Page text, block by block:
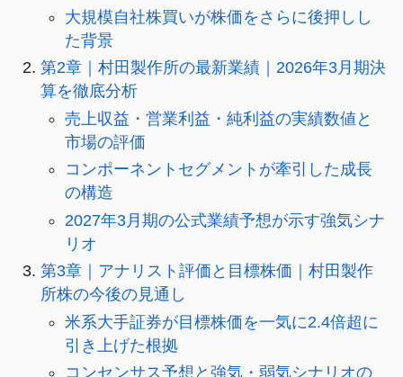
大規模自社株買いが株価をさらに後押しし
た背景
第2章｜村田製作所の最新業績｜2026年3月期決
算を徹底分析
売上収益・営業利益・純利益の実績数値と
市場の評価
コンポーネントセグメントが牽引した成長
の構造
2027年3月期の公式業績予想が示す強気シナ
リオ
第3章｜アナリスト評価と目標株価｜村田製作
所株の今後の見通し
米系大手証券が目標株価を一気に2.4倍超に
引き上げた根拠
コンセンサス予想と強気・弱気シナリオの